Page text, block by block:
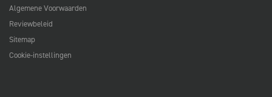
Algemene Voorwaarden
Reviewbeleid
Sitemap
Cookie-instellingen